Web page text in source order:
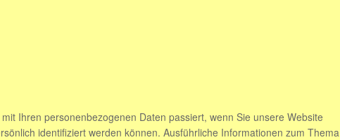
Ihren personenbezogenen Daten passiert, wenn Sie unsere Website
identifiziert werden können. Ausführliche Informationen zum Thema